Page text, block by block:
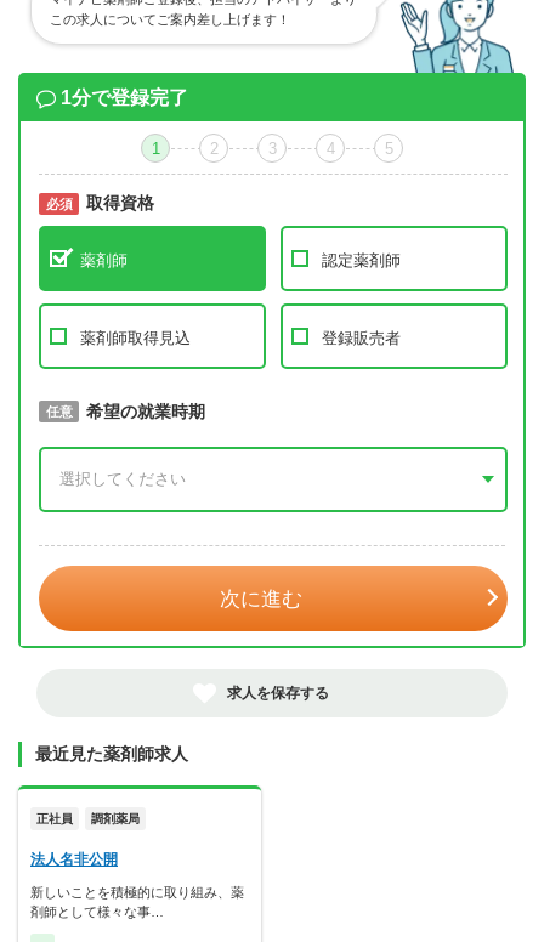
この求人についてご案内差し上げます！
1分で登録完了
1 2 3 4 5
必須 取得資格
薬剤師 認定薬剤師
薬剤師取得見込 登録販売者
必須 取得予定年
任意 希望の就業時期
次に進む
求人を保存する
最近見た薬剤師求人
正社員 調剤薬局
法人名非公開
新しいことを積極的に取り組み、薬
剤師として様々な事…